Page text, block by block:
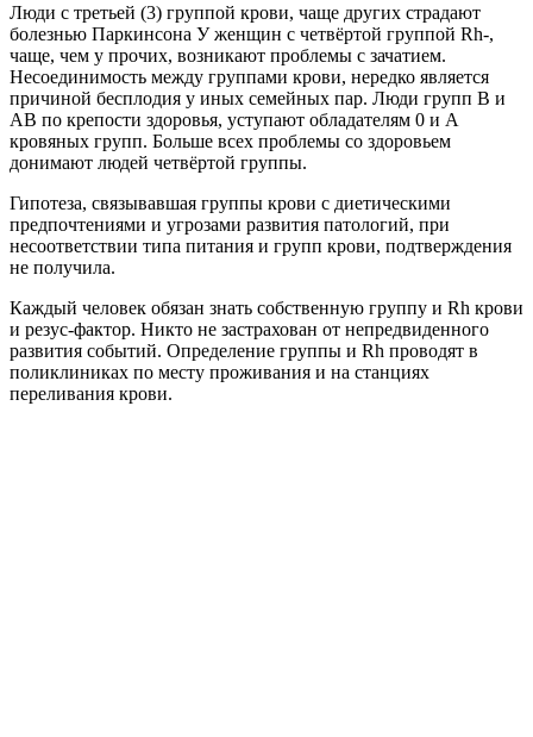
Люди с третьей (3) группой крови, чаще других страдают
болезнью Паркинсона У женщин с четвёртой группой Rh-,
чаще, чем у прочих, возникают проблемы с зачатием.
Несоединимость между группами крови, нередко является
причиной бесплодия у иных семейных пар. Люди групп В и
АВ по крепости здоровья, уступают обладателям 0 и А
кровяных групп. Больше всех проблемы со здоровьем
донимают людей четвёртой группы.
Гипотеза, связывавшая группы крови с диетическими
предпочтениями и угрозами развития патологий, при
несоответствии типа питания и групп крови, подтверждения
не получила.
Каждый человек обязан знать собственную группу и Rh крови
и резус-фактор. Никто не застрахован от непредвиденного
развития событий. Определение группы и Rh проводят в
поликлиниках по месту проживания и на станциях
переливания крови.